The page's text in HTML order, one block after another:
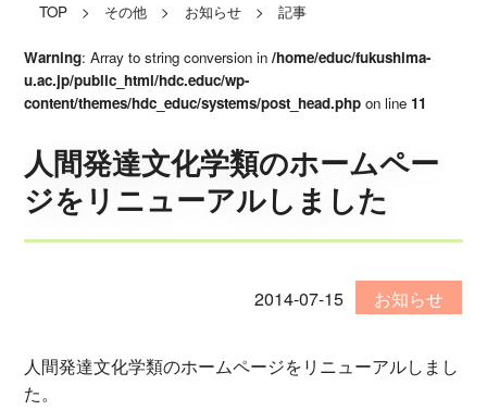
TOP> その他 > お知らせ> 記事
Warning: Array to string conversion in/home/educ/fukushima-
u.ac.jp/public_html/hdc.educ/wp-
content/themes/hdc_educ/systems/post_head.php on line 11
人間発達文化学類のホームペー
ジをリニューアルしました
2014-07-15 お知らせ
人間発達文化学類のホームページをリニューアルしまし
た。